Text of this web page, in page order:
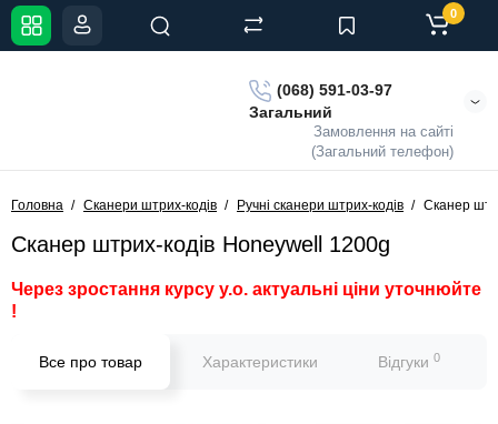
(068) 591-03-97
Загальний
Замовлення на сайті
(Загальний телефон)
0
Головна Сканери штрих-кодів Ручні сканери штрих-кодів Сканер
Сканер штрих-кодів Honeywell 1200g
Через зростання курсу у.о. актуальні ціни уточнюйте
!
Все про товар Характеристики Відгуки 0